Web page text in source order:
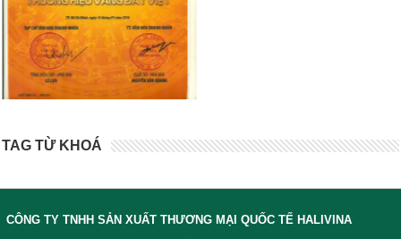
TAG TỪ KHOÁ
CÔNG TY TNHH SẢN XUẤT THƯƠNG MẠI QUỐC TẾ HALIVINA